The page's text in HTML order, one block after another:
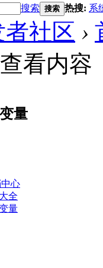
搜索 搜索 热搜: 系
社区 ›
查看内容
量
心
全
量